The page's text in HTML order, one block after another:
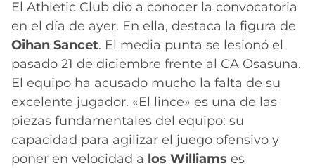
El Athletic Club dio a conocer la convocatoria
en el día de ayer. En ella, destaca la figura de
Oihan Sancet. El media punta se lesionó el
pasado 21 de diciembre frente al CA Osasuna.
El equipo ha acusado mucho la falta de su
excelente jugador. «El lince» es una de las
piezas fundamentales del equipo: su
capacidad para agilizar el juego ofensivo y
poner en velocidad a los Williams es